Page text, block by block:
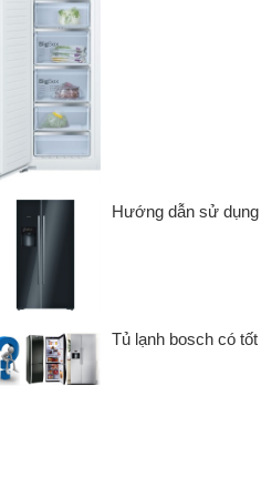
Hướng dẫn sử
Tủ lạnh bosch có